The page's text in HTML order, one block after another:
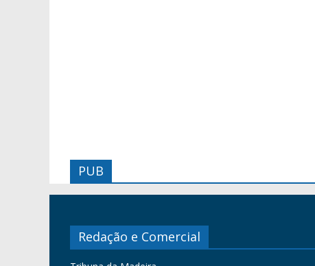
PUB
Redação e Comercial